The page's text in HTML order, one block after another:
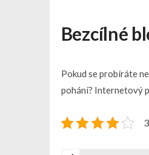
Bezcílné
Pokud se probíráte
pohání? Internetový